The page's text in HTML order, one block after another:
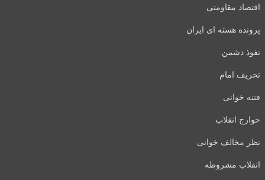
اقتصاد مقاومتی
پرونده هسته ای ایران
نفوذ دشمن
تحریف امام
فتنه خوانی
خوارج انقلاب
نظر مخالف خوانی
انقلاب مشروطه